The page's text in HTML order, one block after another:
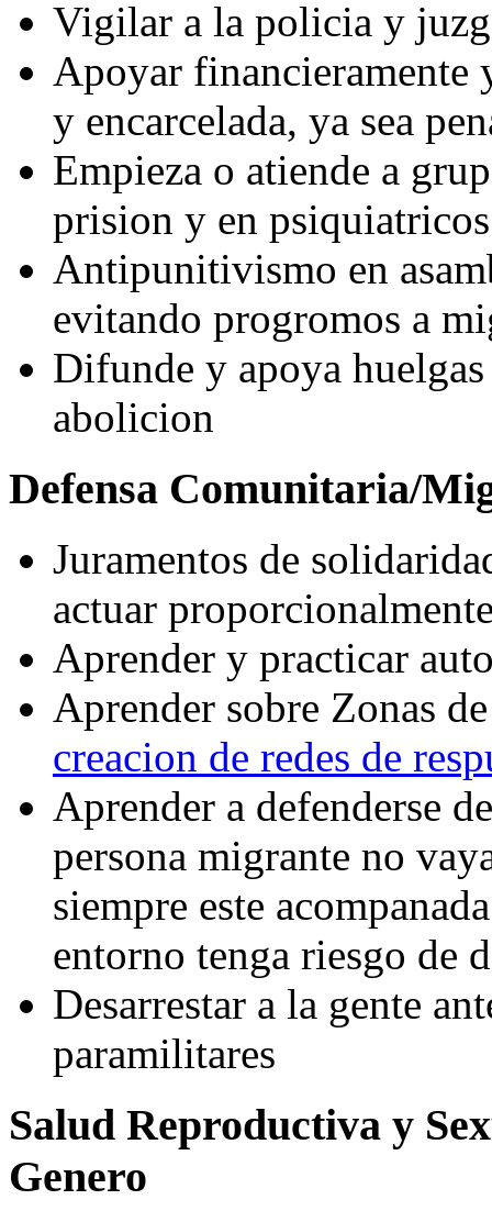
Vigilar a la policia y
Apoyar financieramente
y encarcelada, ya sea
Empieza o atiende a
prision y en psiquiatricos
Antipunitivismo en
evitando progromos a
Difunde y apoya
abolicion
Defensa Comunitaria/
Juramentos de
actuar
Aprender y practicar
Aprender sobre Zonas
creacion de redes de
Aprender a defenderse
persona migrante no
siempre este
entorno tenga riesgo de
Desarrestar a la gente
paramilitares
Salud Reproductiva y
Genero